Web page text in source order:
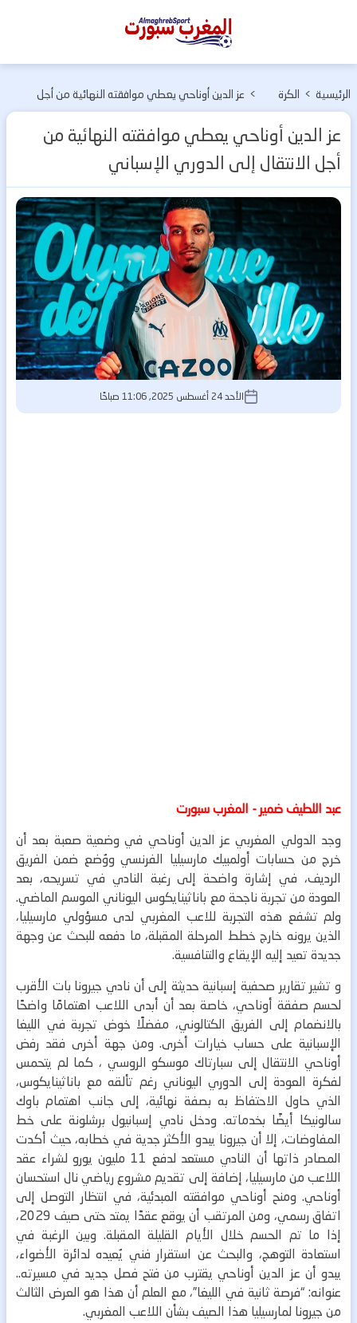
المغرب
الرئيسية > الكرة
الأوربية
> عز الدين أوناحي يعطي موافقته النهائية من أجل
عز الدين أوناحي يعطي موافقته النهائية من
أجل الانتقال إلى الدوري الإسباني
الأحد 24 أغسطس 2025, 11:06 صباحًا
عبد اللطيف ضمير - المغرب سبورت
وجد الدولي المغربي عز الدين أوناحي في وضعية صعبة بعد أن
خرج من حسابات أولمبيك مارسيليا الفرنسي ووُضع ضمن الفريق
الرديف، في إشارة واضحة إلى رغبة النادي في تسريحه، بعد
العودة من تجربة ناجحة مع باناثينايكوس اليوناني الموسم الماضي.
ولم تشفع هذه التجربة للاعب المغربي لدى مسؤولي مارسيليا،
الذين يرونه خارج خطط المرحلة المقبلة، ما دفعه للبحث عن وجهة
جديدة تعيد إليه الإيقاع والتنافسية.
و تشير تقارير صحفية إسبانية حديثة إلى أن نادي جيرونا بات الأقرب
لحسم صفقة أوناحي، خاصة بعد أن أبدى اللاعب اهتمامًا واضحًا
بالانضمام إلى الفريق الكتالوني، مفضلًا خوض تجربة في الليغا
الإسبانية على حساب خيارات أخرى.ومن جهة أخرى فقد رفض
أوناحي الانتقال إلى سبارتاك موسكو الروسي ، كما لم يتحمس
لفكرة العودة إلى الدوري اليوناني رغم تألقه مع باناثينايكوس،
الذي حاول الاحتفاظ به بصفة نهائية، إلى جانب اهتمام باوك
سالونيكا أيضًا بخدماته. ودخل نادي إسبانيول برشلونة على خط
المفاوضات، إلا أن جيرونا يبدو الأكثر جدية في خطابه، حيث أكدت
المصادر ذاتها أن النادي مستعد لدفع 11 مليون يورو لشراء عقد
اللاعب من مارسيليا، إضافة إلى تقديم مشروع رياضي نال استحسان
أوناحي. ومنح أوناحي موافقته المبدئية، في انتظار التوصل إلى
اتفاق رسمي، ومن المرتقب أن يوقع عقدًا يمتد حتى صيف 2029،
إذا ما تم الحسم خلال الأيام القليلة المقبلة. وبين الرغبة في
استعادة التوهج، والبحث عن استقرار فني يُعيده لدائرة الأضواء،
يبدو أن عز الدين أوناحي يقترب من فتح فصل جديد في مسيرته..
عنوانه: “فرصة ثانية في الليغا”، مع العلم أن هذا هو العرض الثالث
من جيرونا لمارسيليا هذا الصيف بشأن اللاعب المغربي.